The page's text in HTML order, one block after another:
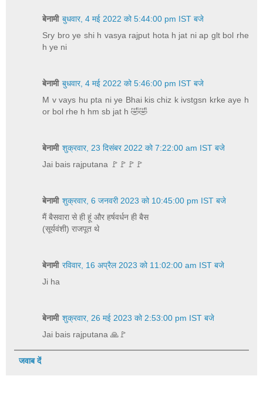
बेनामी बुधवार, 4 मई 2022 को 5:44:00 pm IST बजे
Sry bro ye shi h vasya rajput hota h jat ni ap glt bol rhe
h ye ni
बेनामी बुधवार, 4 मई 2022 को 5:46:00 pm IST बजे
M v vays hu pta ni ye Bhai kis chiz k ivstgsn krke aye h
or bol rhe h hm sb jat h 🤣🤣
बेनामी शुक्रवार, 23 दिसंबर 2022 को 7:22:00 am IST बजे
Jai bais rajputana 🚩🚩🚩🚩
बेनामी शुक्रवार, 6 जनवरी 2023 को 10:45:00 pm IST बजे
मैं बैसवारा से ही हूं और हर्षवर्धन ही बैस
(सूर्यवंशी) राजपूत थे
बेनामी रविवार, 16 अप्रैल 2023 को 11:02:00 am IST बजे
Ji ha
बेनामी शुक्रवार, 26 मई 2023 को 2:53:00 pm IST बजे
Jai bais rajputana 🙏🚩
जवाब दें